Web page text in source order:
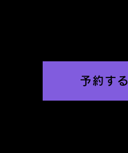
予約する